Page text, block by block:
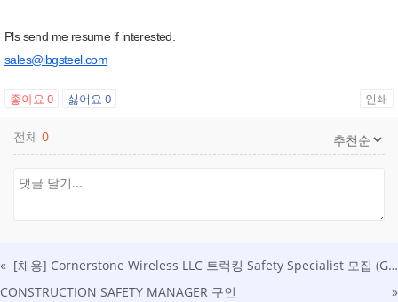
Pls send me resume if interested.
sales@ibgsteel.com
좋아요 0 싫어요 0 인쇄
전체 0
«
[채용] Cornerstone Wireless LLC 트럭킹 Safety Specialist 모집 (Garden City, GA)
CONSTRUCTION SAFETY MANAGER 구인
»